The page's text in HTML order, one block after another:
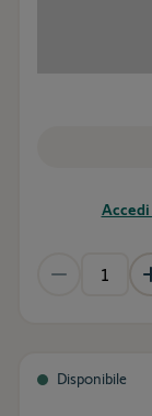
Disponibile